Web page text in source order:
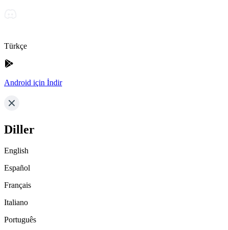
Türkçe
Android için İndir
Diller
English
Español
Français
Italiano
Português